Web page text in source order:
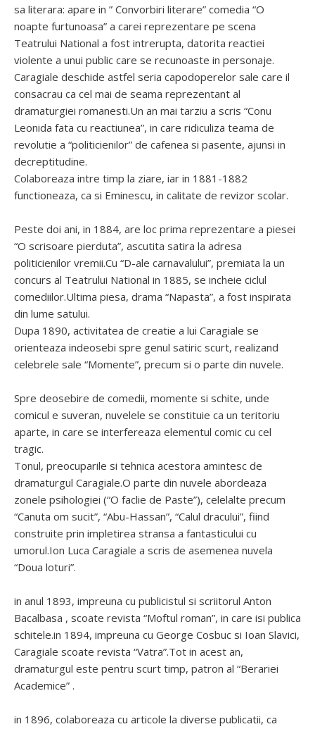
sa literara: apare in ” Convorbiri literare” comedia “O
noapte furtunoasa” a carei reprezentare pe scena
Teatrului National a fost intrerupta, datorita reactiei
violente a unui public care se recunoaste in personaje.
Caragiale deschide astfel seria capodoperelor sale care il
consacrau ca cel mai de seama reprezentant al
dramaturgiei romanesti.Un an mai tarziu a scris “Conu
Leonida fata cu reactiunea”, in care ridiculiza teama de
revolutie a “politicienilor” de cafenea si pasente, ajunsi in
decreptitudine.
Colaboreaza intre timp la ziare, iar in 1881-1882
functioneaza, ca si Eminescu, in calitate de revizor scolar.
Peste doi ani, in 1884, are loc prima reprezentare a piesei
“O scrisoare pierduta”, ascutita satira la adresa
politicienilor vremii.Cu “D-ale carnavalului”, premiata la un
concurs al Teatrului National in 1885, se incheie ciclul
comediilor.Ultima piesa, drama “Napasta”, a fost inspirata
din lume satului.
Dupa 1890, activitatea de creatie a lui Caragiale se
orienteaza indeosebi spre genul satiric scurt, realizand
celebrele sale “Momente”, precum si o parte din nuvele.
Spre deosebire de comedii, momente si schite, unde
comicul e suveran, nuvelele se constituie ca un teritoriu
aparte, in care se interfereaza elementul comic cu cel
tragic.
Tonul, preocuparile si tehnica acestora amintesc de
dramaturgul Caragiale.O parte din nuvele abordeaza
zonele psihologiei (“O faclie de Paste”), celelalte precum
“Canuta om sucit”, “Abu-Hassan”, “Calul dracului”, fiind
construite prin impletirea stransa a fantasticului cu
umorul.Ion Luca Caragiale a scris de asemenea nuvela
“Doua loturi”.
in anul 1893, impreuna cu publicistul si scriitorul Anton
Bacalbasa , scoate revista “Moftul roman”, in care isi publica
schitele.in 1894, impreuna cu George Cosbuc si Ioan Slavici,
Caragiale scoate revista “Vatra”.Tot in acest an,
dramaturgul este pentru scurt timp, patron al “Berariei
Academice” .
in 1896, colaboreaza cu articole la diverse publicatii, ca